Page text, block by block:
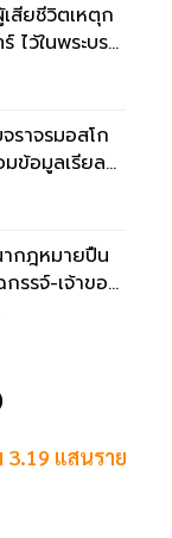
สียชีวิตเหตุก
ไว้ในพระบรม
ราจรมอสโก
ข้อมูลเรียล
กฎหมายปืน
รรจ์-เจ้าของ
แสนราย